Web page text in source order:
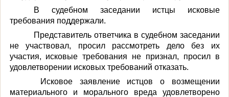
В судебном заседании истцы исковые
требования поддержали.
Представитель ответчика в судебном заседании
не участвовал, просил рассмотреть дело без их
участия, исковые требования не признал, просил в
удовлетворении исковых требований отказать.
Исковое заявление истцов о возмещении
материального и морального вреда удовлетворено